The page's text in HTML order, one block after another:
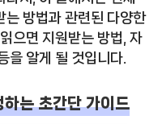
는 방법과 관련된 다양한
으면 지원받는 방법, 자
을 알게 될 것입니다.
는 초간단 가이드